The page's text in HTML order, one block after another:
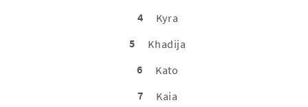
4
Kyra
5
Khadija
6
Kato
7
Kaia